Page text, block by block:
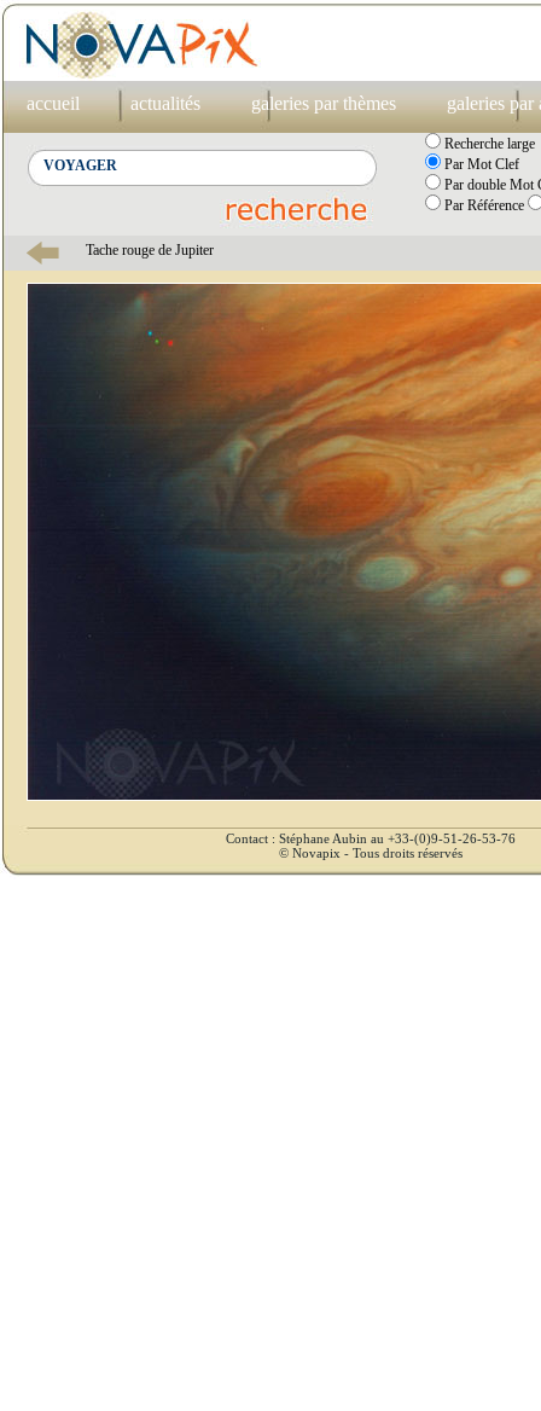
accueil actualités galeries par thèmes galeries par
Recherche large
Par Mot Clef
Par double Mot
Par Référence
Tache rouge de Jupiter
Contact : Stéphane Aubin au +33-(0)9-51-26-53-76
© Novapix - Tous droits réservés